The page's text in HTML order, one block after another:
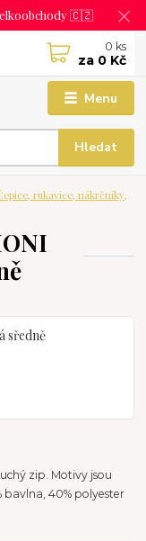
🇨🇿
Menu
Hledat
0 ks
za 0 Kč
rukavice, nákrčníky,
zip. Motivy jsou
bavlna, 40% polyester